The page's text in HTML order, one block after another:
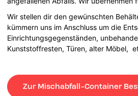
Wir stellen dir den gewünschten
kümmern uns im Anschluss um die
Einrichtungsgegenständen,
Kunststoffresten, Türen, alter Möbel,
Zur Mischabfall-Container